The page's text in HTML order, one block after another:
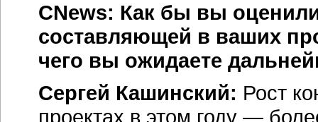
CNews: Как бы вы
составляющей в ваших
чего вы ожидаете
Сергей Кашинский: Рост
проектах в этом году —